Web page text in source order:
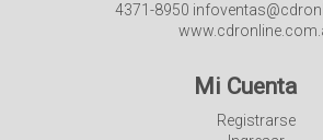
4371-8950
Mi Cuenta
Registrarse